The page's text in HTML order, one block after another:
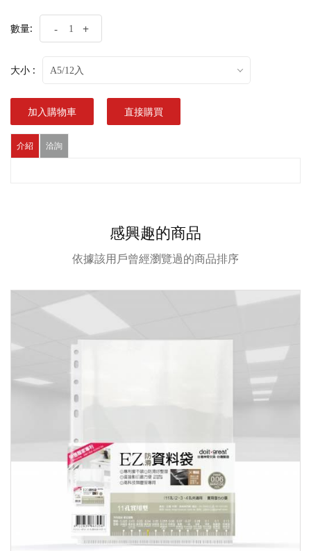
數量: - +
大小 : A5/12入
加入購物車 直接購買
介紹 洽詢
感興趣的商品
依據該用戶曾經瀏覽過的商品排序